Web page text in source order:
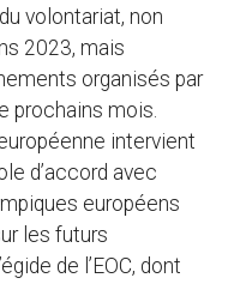
volontariat, non
2023, mais
organisés par
prochains mois.
intervient
d’accord avec
européens
les futurs
de l’EOC, dont